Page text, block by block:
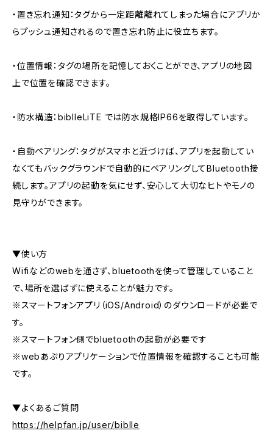
・置き忘れ通知：タグから一定距離離れてしまった場合にアプリか
らプッシュ通知されるので置き忘れ防止に役立ちます。
・位置情報：タグの場所を記憶しておくことができ、アプリの地図
上で位置を確認できます。
・防水構造：biblleLiTE では防水規格IP66を取得しています。
・自動ペアリング：タグがスマホと近づけば、アプリを起動してい
なくてもバックグラウンドで自動的にペアリングしてBluetooth接
続します。アプリの起動を気にせず、安心して大切なヒトやモノの
見守りができます。
▼使い方
Wifiなどのwebを通さず、bluetoothを使って管理していること
で、場所を選ばずに使えることが魅力です。
※スマートフォンアプリ（iOS/Android）のダウンロードが必要で
す。
※スマートフォン側でbluetoothの起動が必要です
※webあぷりアプリケーションで位置情報を確認することも可能
です。
▼よくあるご質問
https://helpfan.jp/user/biblle